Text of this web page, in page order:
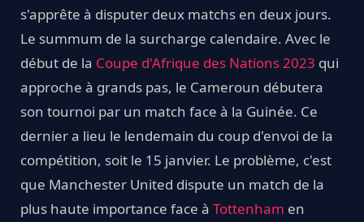
s'apprête à disputer deux matchs en deux jours.
Le summum de la surcharge calendaire. Avec le
début de la Coupe d'Afrique des Nations 2023 qui
approche à grands pas, le Cameroun débutera
son tournoi par un match face à la Guinée. Ce
dernier a lieu le lendemain du coup d'envoi de la
compétition, soit le 15 janvier. Le problème, c'est
que Manchester United dispute un match de la
plus haute importance face à Tottenham en